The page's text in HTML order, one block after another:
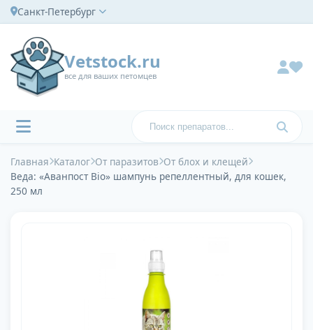
Санкт-Петербург
Vetstock.ru
все для ваших петомцев
Главная Каталог От паразитов От блох и клещей
Веда: «Аванпост Bio» шампунь репеллентный, для кошек,
250 мл